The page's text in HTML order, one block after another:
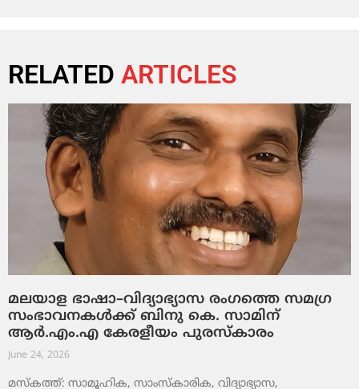
RELATED ARTICLES
മലയാള ഭാഷാ–വിദ്യാഭ്യാസ രംഗത്തെ സമഗ്ര
സംഭാവനകൾക്ക് ബിനു കെ. സാമിന്
ആർ.എം.എ കേരളീയം പുരസ്‌കാരം
June 24, 2026
മസ്കത്ത്: സാമൂഹിക, സാംസ്‌കാരിക, വിദ്യാഭ്യാസ,